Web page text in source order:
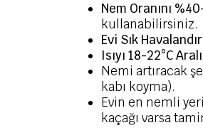
Nem Oranını
kullanabilirsiniz.
Evi Sık
Isıyı 18-22°C
Nemi artıracak
kabı koyma).
Evin en nemli
kaçağı varsa